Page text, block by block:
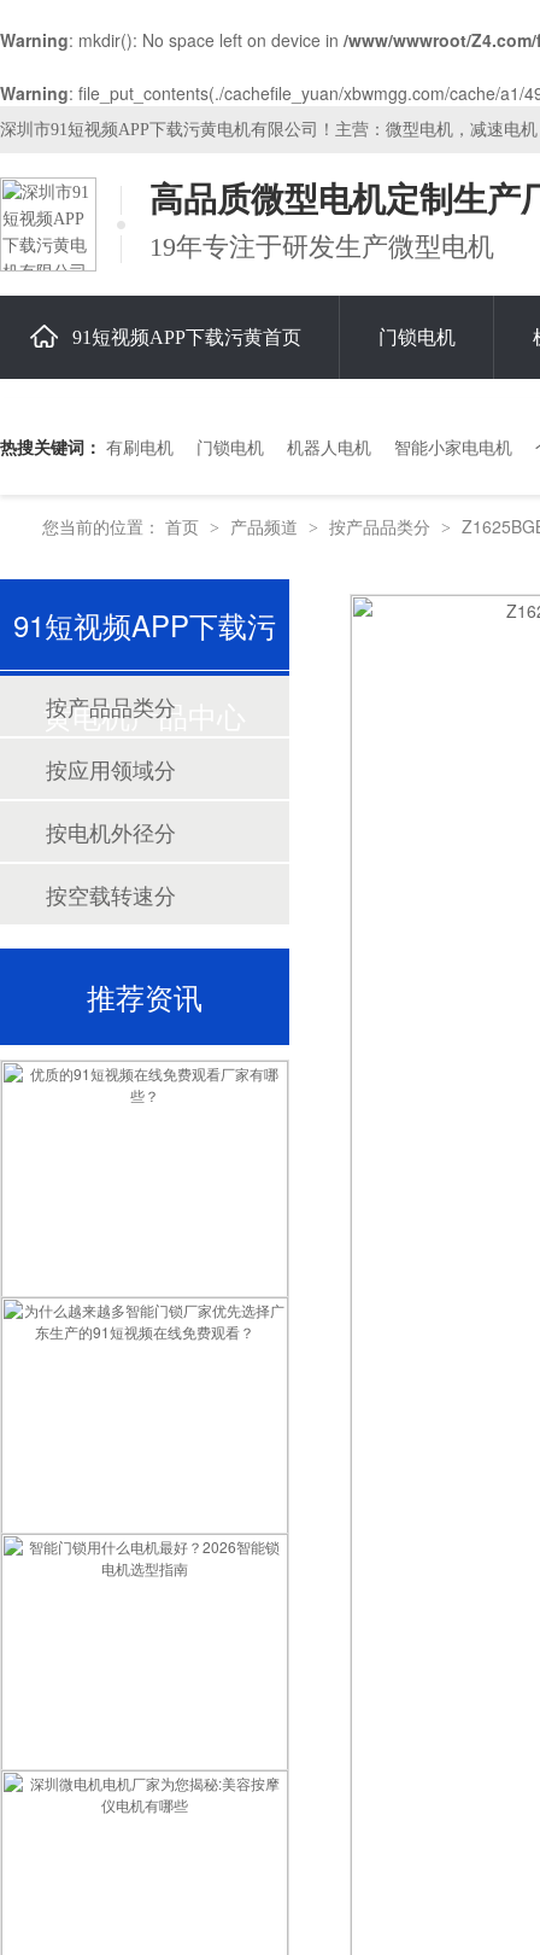
Warning: mkdir(): No space left on device in /www/wwwroot/
Warning: file_put_contents(./cachefile_yuan/xbwmgg.com/cache/
深圳市91短视频APP下载污黄电机有限公司！主营：微型电机，减速电
高品质微型电机定制生产
19年专注于研发生产微型电机
91短视频APP下载污黄首页 门锁电机
热搜关键词： 有刷电机 门锁电机 机器人电机 智能小家电电机
您当前的位置： 首页 > 产品频道 > 按产品品类分 >
91短视频APP下载污
黄电机产品中心
按产品品类分
按应用领域分
按电机外径分
按空载转速分
推荐资讯
优质的91短视频在线免费观看厂家有哪些？
为什么越来越多智能门锁厂家优先选择广东生产的91短视频在线免费观看？
智能门锁用什么电机最好？2026智能锁电机选型指南